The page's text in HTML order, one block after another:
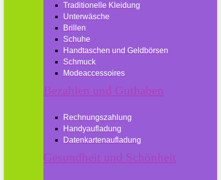
Traditionelle Kleidung
Unterwäsche
Brillen
Schuhe
Handtaschen und Geldbörsen
Schmuck
Modeaccessoires
Bezahlen und Guthaben
Rechnungszahlung
Handyaufladung
Datenkartenaufladung
Gesundheit und Schönheit